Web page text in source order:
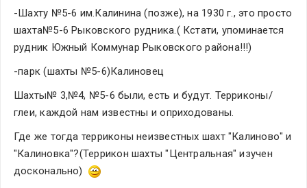
-Шахту №5-6 им.Калинина (позже), на 1930 г., это просто
шахта№5-6 Рыковского рудника.( Кстати, упоминается
рудник Южный Коммунар Рыковского района!!!)
-парк (шахты №5-6)Калиновец
Шахты№ 3,№4, №5-6 были, есть и будут. Терриконы/
глеи, каждой нам известны и оприходованы.
Где же тогда терриконы неизвестных шахт "Калиново" и
"Калиновка"?(Террикон шахты "Центральная" изучен
досконально)